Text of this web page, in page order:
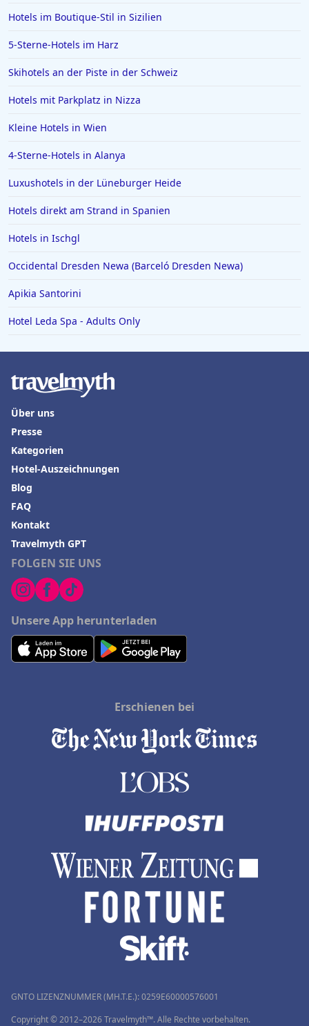
Hotels im Boutique-Stil in Sizilien
5-Sterne-Hotels im Harz
Skihotels an der Piste in der Schweiz
Hotels mit Parkplatz in Nizza
Kleine Hotels in Wien
4-Sterne-Hotels in Alanya
Luxushotels in der Lüneburger Heide
Hotels direkt am Strand in Spanien
Hotels in Ischgl
Occidental Dresden Newa (Barceló Dresden Newa)
Apikia Santorini
Hotel Leda Spa - Adults Only
FOLGEN SIE UNS
Unsere App herunterladen
Über uns
Presse
Kategorien
Hotel-Auszeichnungen
Blog
FAQ
Kontakt
Travelmyth GPT
Erschienen bei
GNTO LIZENZNUMMER (MH.T.E.): 0259Ε60000576001
Copyright © 2012–2026 Travelmyth™. Alle Rechte vorbehalten.